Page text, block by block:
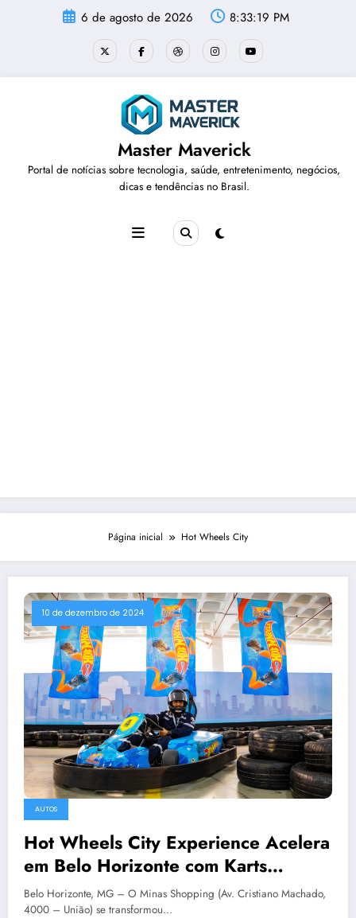
6 de agosto de 2026 8:33:19 PM
Master Maverick
Portal de notícias sobre tecnologia, saúde, entretenimento, negócios,
dicas e tendências no Brasil.
Página inicial Hot Wheels City
10 de dezembro de 2024
AUTOS
Hot Wheels City Experience Acelera
em Belo Horizonte com Karts
Elétricos
Belo Horizonte, MG – O Minas Shopping (Av. Cristiano Machado,
4000 – União) se transformou…